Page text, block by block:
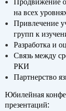
на всех
Привлечение
групп к
Разработка и
Связь между
РКИ
Партнерство
Юбилейная
презентаций: